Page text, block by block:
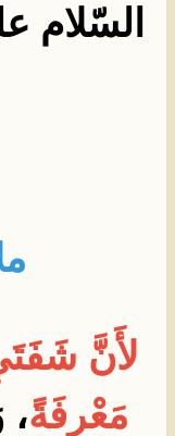
السّلام
لأَنَّ
مَعْرِفَةً،